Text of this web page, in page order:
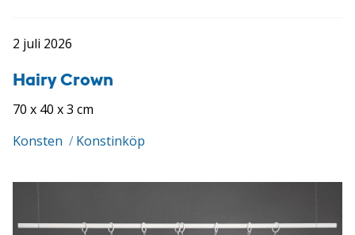
2 juli 2026
Hairy Crown
70 x 40 x 3 cm
Konsten / Konstinköp